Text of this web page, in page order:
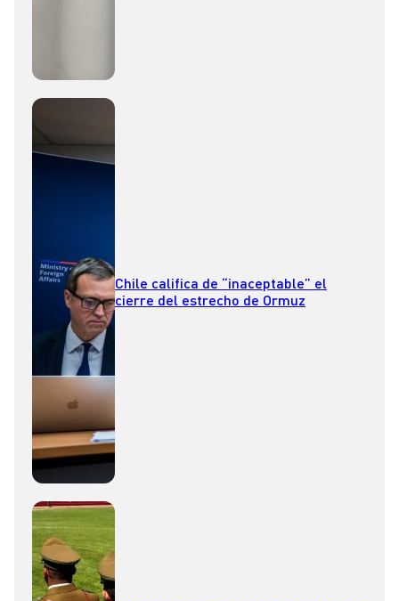
Chile califica de “inaceptable” el
cierre del estrecho de Ormuz